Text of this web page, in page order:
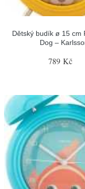
Dětský budík ø 15 cm
Dog –
789 Kč